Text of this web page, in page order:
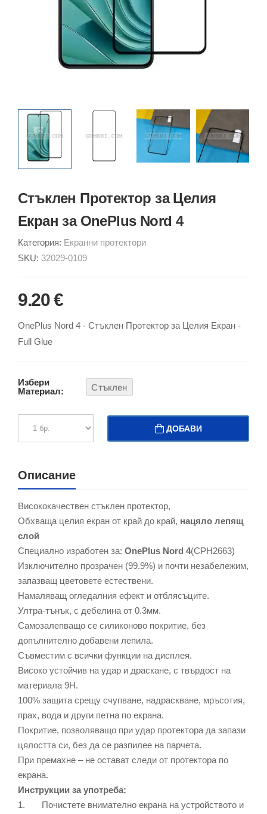
Стъклен Протектор за Целия
Екран за OnePlus Nord 4
Категория: Екранни протектори
SKU: 32029-0109
9.20 €
OnePlus Nord 4 - Стъклен Протектор за Целия Екран -
Full Glue
Избери
Материал:
Стъклен
ДОБАВИ
Описание
Висококачествен стъклен протектор,
Обхваща целия екран от край до край, нацяло лепящ
слой
Специално изработен за: OnePlus Nord 4(CPH2663)
Изключително прозрачен (99.9%) и почти незабележим,
запазващ цветовете естествени.
Намаляващ огледалния ефект и отблясъците.
Ултра-тънък, с дебелина от 0.3мм.
Самозалепващо се силиконово покритие, без
допълнително добавени лепила.
Съвместим с всички функции на дисплея.
Високо устойчив на удар и драскане, с твърдост на
материала 9Н.
100% защита срещу счупване, надраскване, мръсотия,
прах, вода и други петна по екрана.
Покритие, позволяващо при удар протектора да запази
цялостта си, без да се разпилее на парчета.
При премахне – не остават следи от протектора по
екрана.
Инструкции за употреба:
1. Почистете внимателно екрана на устройството и